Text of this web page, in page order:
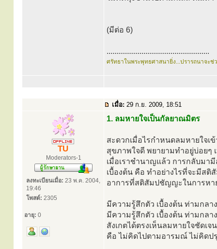
(มีต่อ 6)
.....................................................
ศรัทธาในพระพุทธศาสนายิ่ง...ปรารถนาจะ
เมื่อ: 29 ก.ย. 2009, 18:51
TU
Moderators-1
ลงทะเบียนเมื่อ: 23 พ.ค. 2004,
19:46
โพสต์: 2305
อายุ: 0
1. ลมหายใจเป็นกัลยาณมิตร
สะดวกเมื่อไรกำหนดลมหายใจ
สุขภาพใจดี พยายามทำอยู่บ่อยๆ
เมื่อเราชำนาญแล้ว การกลับมา
เบื้องต้น คือ ทำอย่างไรที่จะมีสติ
อาการที่สติสัมปชัญญะในการหา
มีความรู้สึกตัว เบื้องต้น ท่ามกลา
มีความรู้สึกตัว เบื้องต้น ท่ามกลา
สังเกตได้ตรงเห็นลมหายใจชัดเ
คือ ไม่คิดไปตามอารมณ์ ไม่คิดปรุ